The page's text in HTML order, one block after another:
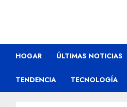
HOGAR ÚLTIMAS NOTICIAS
TENDENCIA TECNOLOGÍA